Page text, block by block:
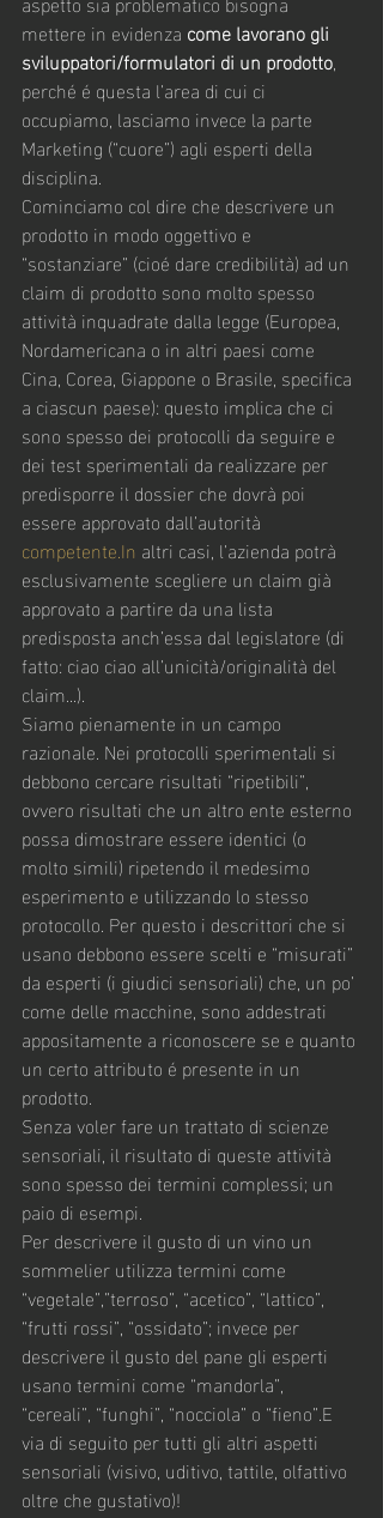
mettere in evidenza come lavorano gli
sviluppatori/formulatori di un prodotto,
perché é questa l’area di cui ci
occupiamo, lasciamo invece la parte
Marketing (“cuore”) agli esperti della
disciplina.
Cominciamo col dire che descrivere un
prodotto in modo oggettivo e
“sostanziare” (cioé dare credibilità) ad un
claim di prodotto sono molto spesso
attività inquadrate dalla legge (Europea,
Nordamericana o in altri paesi come
Cina, Corea, Giappone o Brasile, specifica
a ciascun paese): questo implica che ci
sono spesso dei protocolli da seguire e
dei test sperimentali da realizzare per
predisporre il dossier che dovrà poi
essere approvato dall’autorità
competente.In altri casi, l’azienda potrà
esclusivamente scegliere un claim già
approvato a partire da una lista
predisposta anch’essa dal legislatore (di
fatto: ciao ciao all’unicità/originalità del
claim...).
Siamo pienamente in un campo
razionale. Nei protocolli sperimentali si
debbono cercare risultati “ripetibili”,
ovvero risultati che un altro ente esterno
possa dimostrare essere identici (o
molto simili) ripetendo il medesimo
esperimento e utilizzando lo stesso
protocollo. Per questo i descrittori che si
usano debbono essere scelti e “misurati”
da esperti (i giudici sensoriali) che, un po’
come delle macchine, sono addestrati
appositamente a riconoscere se e quanto
un certo attributo é presente in un
prodotto.
Senza voler fare un trattato di scienze
sensoriali, il risultato di queste attività
sono spesso dei termini complessi; un
paio di esempi.
Per descrivere il gusto di un vino un
sommelier utilizza termini come
“vegetale”,”terroso”, “acetico”, “lattico”,
“frutti rossi”, “ossidato”; invece per
descrivere il gusto del pane gli esperti
usano termini come “mandorla”,
“cereali”, “funghi”, “nocciola” o “fieno”.E
via di seguito per tutti gli altri aspetti
sensoriali (visivo, uditivo, tattile, olfattivo
oltre che gustativo)!